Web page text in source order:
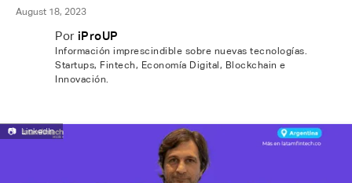
August 18, 2023
Por iProUP
Información imprescindible sobre nuevas tecnologías.
Startups, Fintech, Economía Digital, Blockchain e
Innovación.
📷 LinkedIn